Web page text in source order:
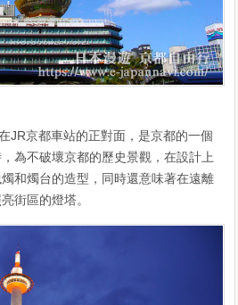
京都車站的正對面，是京都的一個
為不破壞京都的歷史景觀，在設計上
和燭台的造型，同時還意味著在遠離
街區的燈塔。